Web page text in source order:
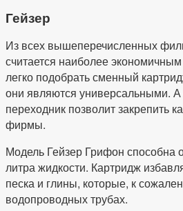
Гейзер
Из всех вышеперечисленных
считается наиболее
легко подобрать сменный
они являются универсальными.
переходник позволит закрепить
фирмы.
Модель Гейзер Грифон способна
литра жидкости. Картридж
песка и глины, которые, к
водопроводных трубах.